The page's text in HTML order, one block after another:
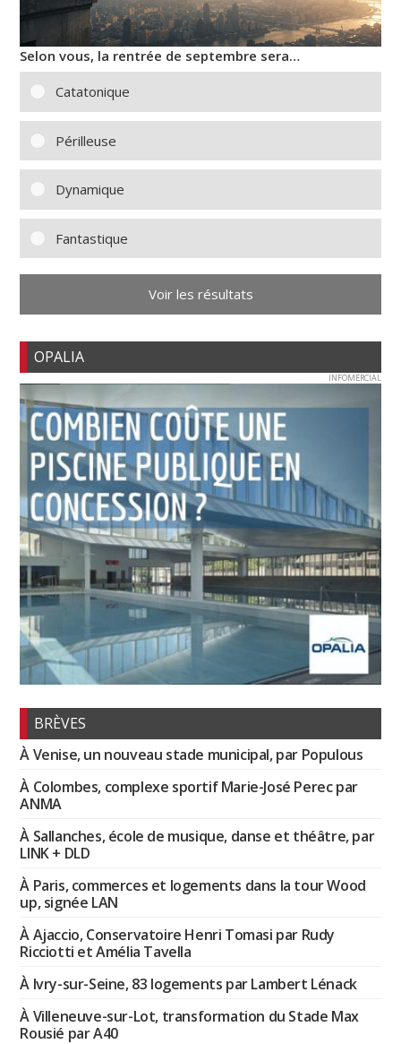
Selon vous, la rentrée de septembre sera…
Catatonique
Périlleuse
Dynamique
Fantastique
Voir les résultats
OPALIA
INFOMERCIAL
BRÈVES
À Venise, un nouveau stade municipal, par Populous
À Colombes, complexe sportif Marie-José Perec par
ANMA
À Sallanches, école de musique, danse et théâtre, par
LINK + DLD
À Paris, commerces et logements dans la tour Wood
up, signée LAN
À Ajaccio, Conservatoire Henri Tomasi par Rudy
Ricciotti et Amélia Tavella
À Ivry-sur-Seine, 83 logements par Lambert Lénack
À Villeneuve-sur-Lot, transformation du Stade Max
Rousié par A40